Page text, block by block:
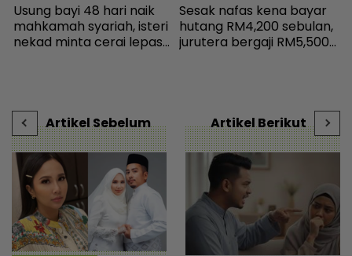
Usung bayi 48 hari naik
mahkamah syariah, isteri
nekad minta cerai lepas
Sesak nafas kena bayar
hutang RM4,200 sebulan,
jurutera bergaji RM5,500
Artikel Sebelum
Artikel Berikut